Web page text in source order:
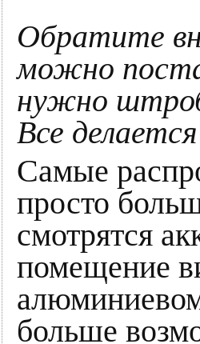
Обратите
можно
нужно
Все
Самые
просто
смотрятся
помещение
больше